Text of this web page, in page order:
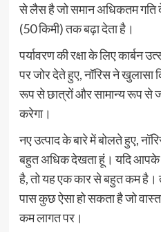
से लैस है जो समान अधिकतम गति
(50 किमी) तक बढ़ा देता है।
पर्यावरण की रक्षा के लिए कार्बन
पर जोर देते हुए, नॉरिस ने खुलासा
रूप से छात्रों और सामान्य रूप से
करेगा।
नए उत्पाद के बारे में बोलते हुए,
बहुत अधिक देखता हूं। यदि आपके
है, तो यह एक कार से बहुत कम
पास कुछ ऐसा हो सकता है जो
कम लागत पर।